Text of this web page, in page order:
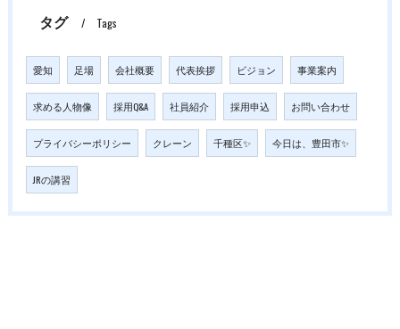
タグ Tags
愛知 足場 会社概要 代表挨拶 ビジョン 事業案内
求める人物像 採用Q&A 社員紹介 採用申込 お問い合わせ
プライバシーポリシー クレーン 千種区✨ 今日は、豊田市✨
JRの講習